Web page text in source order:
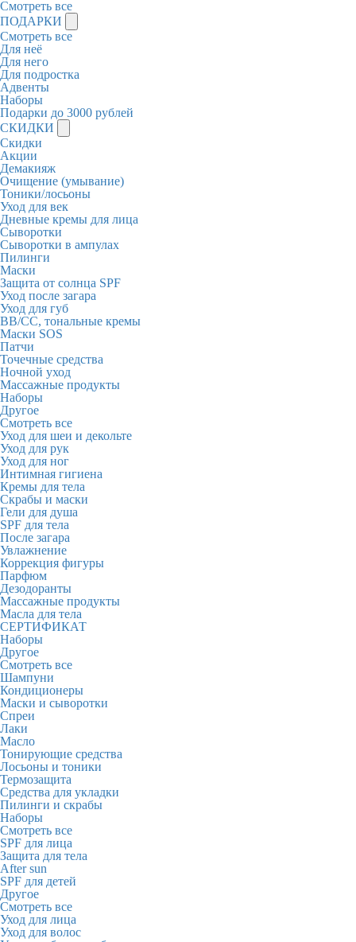
Смотреть все
ПОДАРКИ
Смотреть все
Для неё
Для него
Для подростка
Адвенты
Наборы
Подарки до 3000 рублей
СКИДКИ
Скидки
Акции
Демакияж
Очищение (умывание)
Тоники/лосьоны
Уход для век
Дневные кремы для лица
Сыворотки
Сыворотки в ампулах
Пилинги
Маски
Защита от солнца SPF
Уход после загара
Уход для губ
BB/CC, тональные кремы
Маски SOS
Патчи
Точечные средства
Ночной уход
Массажные продукты
Наборы
Другое
Смотреть все
Уход для шеи и декольте
Уход для рук
Уход для ног
Интимная гигиена
Кремы для тела
Скрабы и маски
Гели для душа
SPF для тела
После загара
Увлажнение
Коррекция фигуры
Парфюм
Дезодоранты
Массажные продукты
Масла для тела
СЕРТИФИКАТ
Наборы
Другое
Смотреть все
Шампуни
Кондиционеры
Маски и сыворотки
Спреи
Лаки
Масло
Тонирующие средства
Лосьоны и тоники
Термозащита
Средства для укладки
Пилинги и скрабы
Наборы
Смотреть все
SPF для лица
Защита для тела
After sun
SPF для детей
Другое
Смотреть все
Уход для лица
Уход для волос